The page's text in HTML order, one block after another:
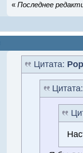
« Последнее
Цитата: